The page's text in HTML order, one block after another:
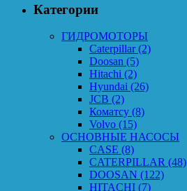
Категории
ГИДРОМОТОРЫ
Caterpillar(2)
Doosan (5)
Hitachi (2)
Hyundai (26)
JCB (2)
Коматсу (8)
Volvo (15)
ОСНОВНЫЕ НАСОСЫ
CASE (8)
CATERPILLAR (48)
DOOSAN (122)
HITACHI (7)